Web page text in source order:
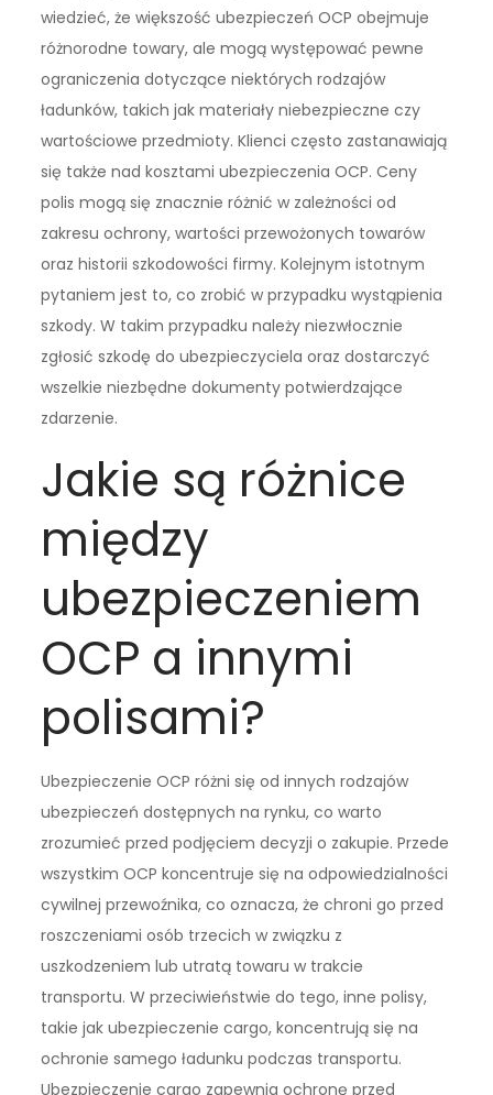
wiedzieć, że większość ubezpieczeń OCP obejmuje
różnorodne towary, ale mogą występować pewne
ograniczenia dotyczące niektórych rodzajów
ładunków, takich jak materiały niebezpieczne czy
wartościowe przedmioty. Klienci często zastanawiają
się także nad kosztami ubezpieczenia OCP. Ceny
polis mogą się znacznie różnić w zależności od
zakresu ochrony, wartości przewożonych towarów
oraz historii szkodowości firmy. Kolejnym istotnym
pytaniem jest to, co zrobić w przypadku wystąpienia
szkody. W takim przypadku należy niezwłocznie
zgłosić szkodę do ubezpieczyciela oraz dostarczyć
wszelkie niezbędne dokumenty potwierdzające
zdarzenie.
Jakie są różnice
między
ubezpieczeniem
OCP a innymi
polisami?
Ubezpieczenie OCP różni się od innych rodzajów
ubezpieczeń dostępnych na rynku, co warto
zrozumieć przed podjęciem decyzji o zakupie. Przede
wszystkim OCP koncentruje się na odpowiedzialności
cywilnej przewoźnika, co oznacza, że chroni go przed
roszczeniami osób trzecich w związku z
uszkodzeniem lub utratą towaru w trakcie
transportu. W przeciwieństwie do tego, inne polisy,
takie jak ubezpieczenie cargo, koncentrują się na
ochronie samego ładunku podczas transportu.
Ubezpieczenie cargo zapewnia ochronę przed